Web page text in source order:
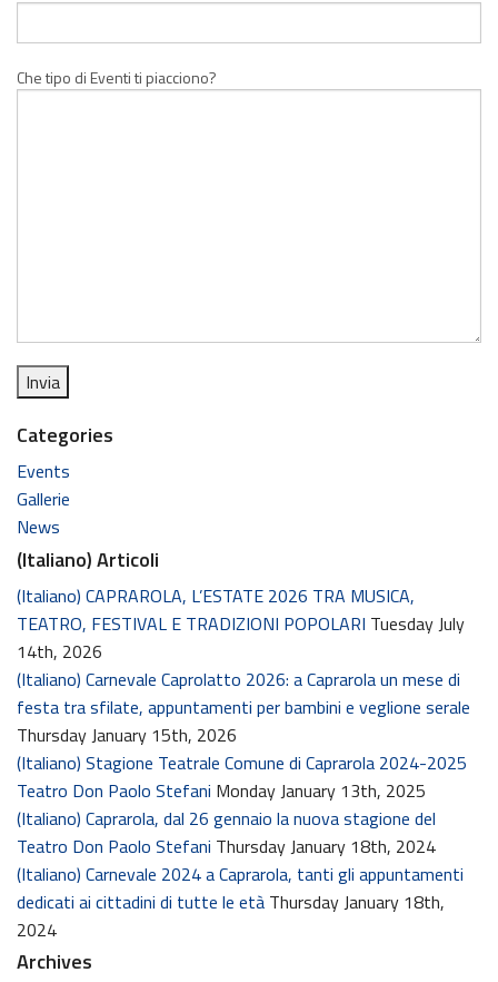
Che tipo di Eventi ti piacciono?
Categories
Events
Gallerie
News
(Italiano) Articoli
(Italiano) CAPRAROLA, L’ESTATE 2026 TRA MUSICA,
TEATRO, FESTIVAL E TRADIZIONI POPOLARI Tuesday July
14th, 2026
(Italiano) Carnevale Caprolatto 2026: a Caprarola un mese di
festa tra sfilate, appuntamenti per bambini e veglione serale
Thursday January 15th, 2026
(Italiano) Stagione Teatrale Comune di Caprarola 2024-2025
Teatro Don Paolo Stefani Monday January 13th, 2025
(Italiano) Caprarola, dal 26 gennaio la nuova stagione del
Teatro Don Paolo Stefani Thursday January 18th, 2024
(Italiano) Carnevale 2024 a Caprarola, tanti gli appuntamenti
dedicati ai cittadini di tutte le età Thursday January 18th,
2024
Archives